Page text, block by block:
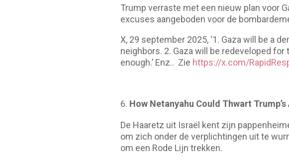
Trump verraste met een nieuw plan voor
excuses aangeboden voor de
X, 29 september 2025, ‘1. Gaza will be a
neighbors. 2. Gaza will be redeveloped
enough.’ Enz.. Zie https://x.com/
How Netanyahu Could Thwart
De Haaretz uit Israël kent zijn
om zich onder de verplichtingen uit te
om een Rode Lijn trekken.